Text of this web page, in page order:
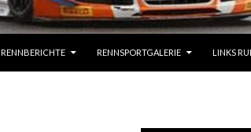
RENNBERICHTE RENNSPORTGALERIE LINKS